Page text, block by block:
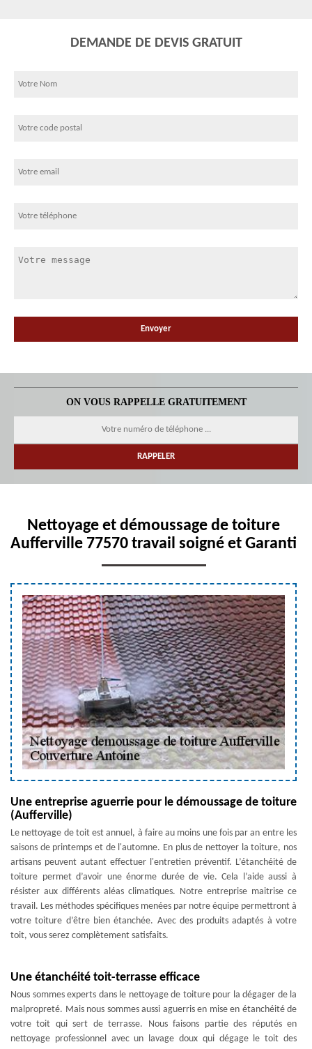
DEMANDE DE DEVIS GRATUIT
ON VOUS RAPPELLE GRATUITEMENT
Nettoyage et démoussage de toiture
Aufferville 77570 travail soigné et Garanti
Une entreprise aguerrie pour le démoussage de toiture
(Aufferville)
Le nettoyage de toit est annuel, à faire au moins une fois par an entre les
saisons de printemps et de l'automne. En plus de nettoyer la toiture, nos
artisans peuvent autant effectuer l'entretien préventif. L’étanchéité de
toiture permet d’avoir une énorme durée de vie. Cela l’aide aussi à
résister aux différents aléas climatiques. Notre entreprise maitrise ce
travail. Les méthodes spécifiques menées par notre équipe permettront à
votre toiture d’être bien étanchée. Avec des produits adaptés à votre
toit, vous serez complètement satisfaits.
Une étanchéité toit-terrasse efficace
Nous sommes experts dans le nettoyage de toiture pour la dégager de la
malpropreté. Mais nous sommes aussi aguerris en mise en étanchéité de
votre toit qui sert de terrasse. Nous faisons partie des réputés en
nettoyage professionnel avec un lavage doux qui dégage le toit des